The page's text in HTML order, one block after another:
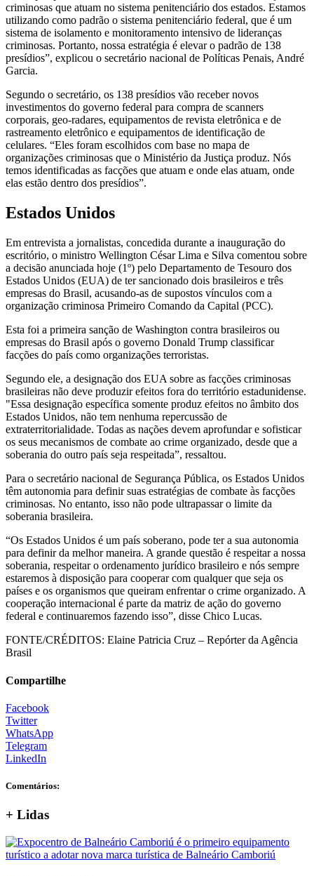
criminosas que atuam no sistema penitenciário dos estados. Estamos
utilizando como padrão o sistema penitenciário federal, que é um
sistema de isolamento e monitoramento intensivo de lideranças
criminosas. Portanto, nossa estratégia é elevar o padrão de 138
presídios”, explicou o secretário nacional de Políticas Penais, André
Garcia.
Segundo o secretário, os 138 presídios vão receber novos
investimentos do governo federal para compra de scanners
corporais, geo-radares, equipamentos de revista eletrônica e de
rastreamento eletrônico e equipamentos de identificação de
celulares. “Eles foram escolhidos com base no mapa de
organizações criminosas que o Ministério da Justiça produz. Nós
temos identificadas as facções que atuam e onde elas atuam, onde
elas estão dentro dos presídios”.
Estados Unidos
Em entrevista a jornalistas, concedida durante a inauguração do
escritório, o ministro Wellington César Lima e Silva comentou sobre
a decisão anunciada hoje (1º) pelo Departamento de Tesouro dos
Estados Unidos (EUA) de ter sancionado dois brasileiros e três
empresas do Brasil, acusando-as de supostos vínculos com a
organização criminosa Primeiro Comando da Capital (PCC).
Esta foi a primeira sanção de Washington contra brasileiros ou
empresas do Brasil após o governo Donald Trump classificar
facções do país como organizações terroristas.
Segundo ele, a designação dos EUA sobre as facções criminosas
brasileiras não deve produzir efeitos fora do território estadunidense.
"Essa designação específica somente produz efeitos no âmbito dos
Estados Unidos, não tem nenhuma repercussão de
extraterritorialidade. Todas as nações devem aprofundar e sofisticar
os seus mecanismos de combate ao crime organizado, desde que a
soberania do outro país seja respeitada”, ressaltou.
Para o secretário nacional de Segurança Pública, os Estados Unidos
têm autonomia para definir suas estratégias de combate às facções
criminosas. No entanto, isso não pode ultrapassar o limite da
soberania brasileira.
“Os Estados Unidos é um país soberano, pode ter a sua autonomia
para definir da melhor maneira. A grande questão é respeitar a nossa
soberania, respeitar o ordenamento jurídico brasileiro e nós sempre
estaremos à disposição para cooperar com qualquer que seja os
países e os organismos que queiram enfrentar o crime organizado. A
cooperação internacional é parte da matriz de ação do governo
federal e continuaremos fazendo isso”, disse Chico Lucas.
FONTE/CRÉDITOS: Elaine Patricia Cruz – Repórter da Agência
Brasil
Compartilhe
Facebook
Twitter
WhatsApp
Telegram
LinkedIn
Comentários:
+ Lidas